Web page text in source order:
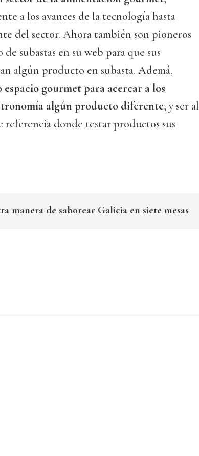
a los avances de la tecnología hasta
del sector. Ahora también son pioneros
subastas en su web para que sus
algún producto en subasta. Ademá,
espacio gourmet para acercar a los
algún producto diferente, y ser al
donde testar productos sus
manera de saborear Galicia en siete mesas